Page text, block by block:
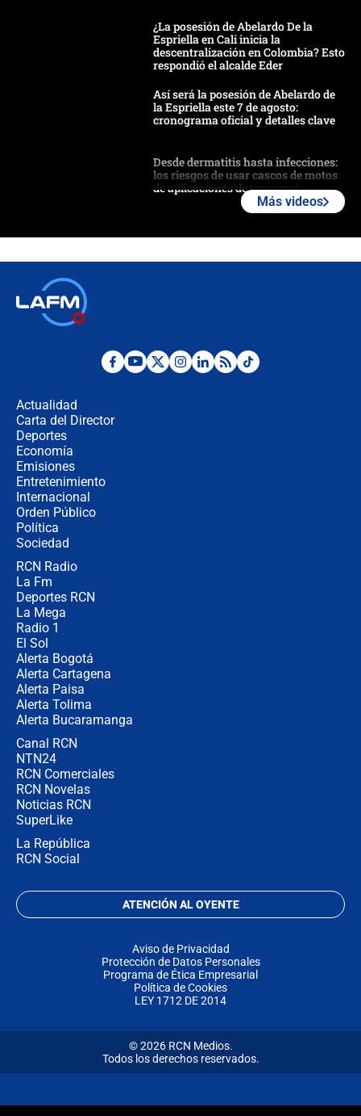
¿La posesión de Abelardo De la
Espriella en Cali inicia la
descentralización en Colombia? Esto
respondió el alcalde Eder
Así será la posesión de Abelardo de
la Espriella este 7 de agosto:
cronograma oficial y detalles clave
Desde dermatitis hasta infecciones:
los riesgos de usar cascos de motos
de aplicaciones de transporte
Posesión de Abelardo De La Espriella
Más videos
Actualidad
Carta del Director
Deportes
Economía
Emisiones
Entretenimiento
Internacional
Orden Público
Política
Sociedad
RCN Radio
La Fm
Deportes RCN
La Mega
Radio 1
El Sol
Alerta Bogotá
Alerta Cartagena
Alerta Paisa
Alerta Tolima
Alerta Bucaramanga
Canal RCN
NTN24
RCN Comerciales
RCN Novelas
Noticias RCN
SuperLike
La República
RCN Social
ATENCIÓN AL OYENTE
Aviso de Privacidad
Protección de Datos Personales
Programa de Ética Empresarial
Política de Cookies
LEY 1712 DE 2014
© 2026 RCN Medios.
Todos los derechos reservados.